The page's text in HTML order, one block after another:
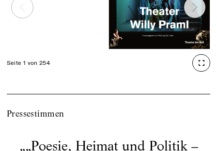
Seite 1 von 254
Pressestimmen
„„Poesie, Heimat und Politik –